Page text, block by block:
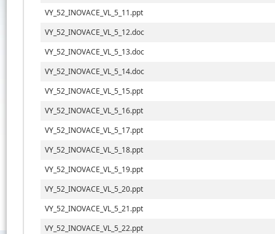
VY_52_INOVACE_VL_5_11.ppt
VY_52_INOVACE_VL_5_12.doc
VY_52_INOVACE_VL_5_13.doc
VY_52_INOVACE_VL_5_14.doc
VY_52_INOVACE_VL_5_15.ppt
VY_52_INOVACE_VL_5_16.ppt
VY_52_INOVACE_VL_5_17.ppt
VY_52_INOVACE_VL_5_18.ppt
VY_52_INOVACE_VL_5_19.ppt
VY_52_INOVACE_VL_5_20.ppt
VY_52_INOVACE_VL_5_21.ppt
VY_52_INOVACE_VL_5_22.ppt